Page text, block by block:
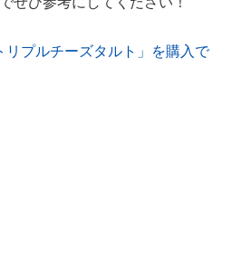
リプルチーズタルト」を購入で